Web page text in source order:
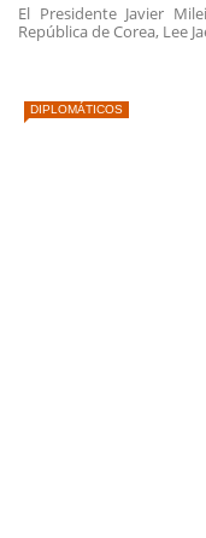
El Presidente Javier
República de Corea, Lee
DIPLOMÁTICOS